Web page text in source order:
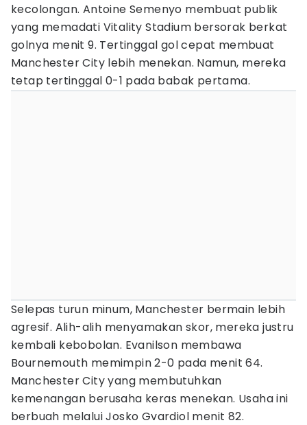
kecolongan. Antoine Semenyo membuat publik
yang memadati Vitality Stadium bersorak berkat
golnya menit 9. Tertinggal gol cepat membuat
Manchester City lebih menekan. Namun, mereka
tetap tertinggal 0-1 pada babak pertama.
Selepas turun minum, Manchester bermain lebih
agresif. Alih-alih menyamakan skor, mereka justru
kembali kebobolan. Evanilson membawa
Bournemouth memimpin 2-0 pada menit 64.
Manchester City yang membutuhkan
kemenangan berusaha keras menekan. Usaha ini
berbuah melalui Josko Gvardiol menit 82.